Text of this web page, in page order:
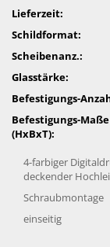
Lieferzeit:
Schildformat:
Scheibenanz.:
Glasstärke:
Befestigungs-
Befestigungs-Maße
(HxBxT):
4-farbiger
deckender
Schraubmontage
einseitig